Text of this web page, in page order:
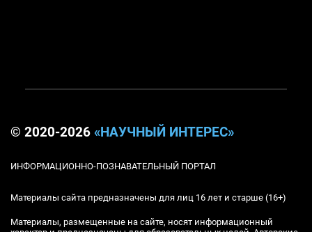
© 2020-2026 «НАУЧНЫЙ ИНТЕРЕС»
ИНФОРМАЦИОННО-ПОЗНАВАТЕЛЬНЫЙ ПОРТАЛ
Материалы сайта предназначены для лиц 16 лет и старше (16+)
Материалы, размещенные на сайте, носят информационный